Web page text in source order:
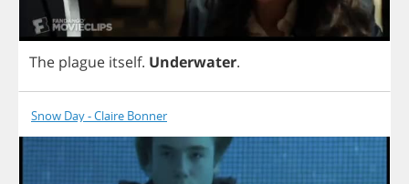
The plague itself. Underwater.
Snow Day - Claire Bonner